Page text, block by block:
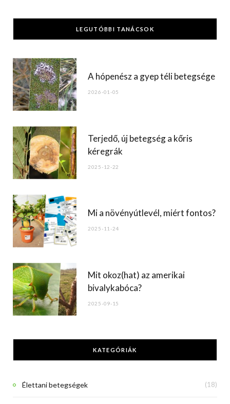
c
e
o
o
LEGUTÓBBI TANÁCSOK
A hópenész a gyep téli betegsége
2026-01-05
Terjedő, új betegség a kőris
kéregrák
2025-12-22
Mi a növényútlevél, miért fontos?
2025-11-24
Mit okoz(hat) az amerikai
bivalykabóca?
2025-09-15
KATEGÓRIÁK
Élettani betegségek (18)